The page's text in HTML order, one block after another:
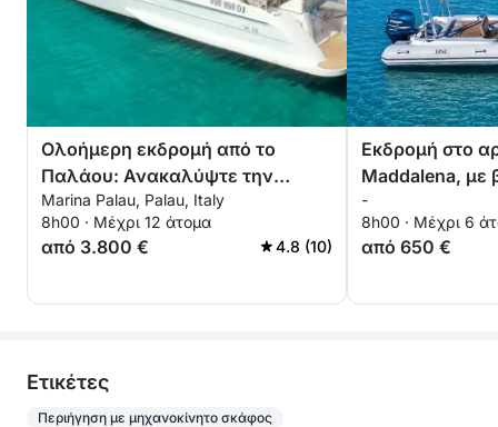
Ολοήμερη εκδρομή από το
Παλάου: Ανακαλύψτε την
Caprera & Maddalena
Marina Palau, Palau, Italy
8h00 · Μέχρι 12 άτομα
από 3.800 € 4.8 (10)
Εκδρομή στο
Maddalena, με
οδηγό
ωρών)
-
8h00 · Μέχρι 6
από 650 €
Eτικέτες
Περιήγηση με μηχανοκίνητο σκάφος